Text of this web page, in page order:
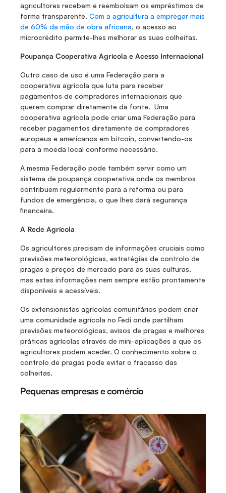
agricultores recebem e reembolsam os empréstimos de
forma transparente. Com a agricultura a empregar mais
de 60% da mão de obra africana, o acesso ao
microcrédito permite-lhes melhorar as suas colheitas.
Poupança Cooperativa Agrícola e Acesso Internacional
Outro caso de uso é uma Federação para a
cooperativa agrícola que luta para receber
pagamentos de compradores internacionais que
querem comprar diretamente da fonte.  Uma
cooperativa agrícola pode criar uma Federação para
receber pagamentos diretamente de compradores
europeus e americanos em bitcoin, convertendo-os
para a moeda local conforme necessário.
A mesma Federação pode também servir como um
sistema de poupança cooperativa onde os membros
contribuem regularmente para a reforma ou para
fundos de emergência, o que lhes dará segurança
financeira.
A Rede Agrícola
Os agricultores precisam de informações cruciais como
previsões meteorológicas, estratégias de controlo de
pragas e preços de mercado para as suas culturas,
mas estas informações nem sempre estão prontamente
disponíveis e acessíveis.
Os extensionistas agrícolas comunitários podem criar
uma comunidade agrícola no Fedi onde partilham
previsões meteorológicas, avisos de pragas e melhores
práticas agrícolas através de mini-aplicações a que os
agricultores podem aceder. O conhecimento sobre o
controlo de pragas pode evitar o fracasso das
colheitas.
Pequenas empresas e comércio